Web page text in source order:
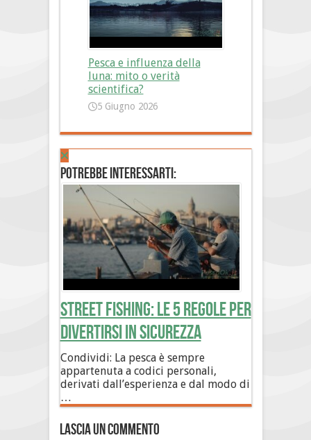
Pesca e influenza della
luna: mito o verità
scientifica?
5 Giugno 2026
Potrebbe interessarti:
Street Fishing: le 5 regole per
divertirsi in sicurezza
Condividi: La pesca è sempre
appartenuta a codici personali,
derivati dall’esperienza e dal modo di
…
Lascia un commento